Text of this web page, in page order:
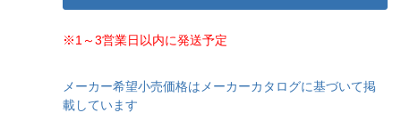
※1～3営業日以内に発送予定
メーカー希望小売価格はメーカーカタログに基づいて掲
載しています